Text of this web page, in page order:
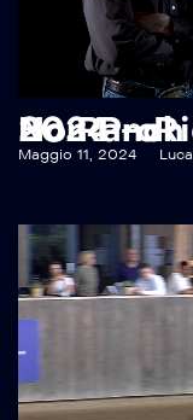
Bo Ranch Reining Classic 2024 – Riders Presentation Non Pro
Maggio 11, 2024